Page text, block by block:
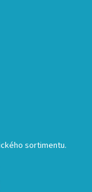
sortimentu.